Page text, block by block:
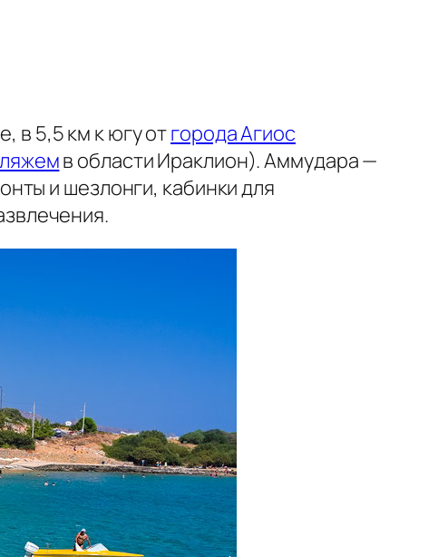
в 5,5 км к югу отгорода Агиос
в области Ираклион). Аммудара —
и шезлонги, кабинки для